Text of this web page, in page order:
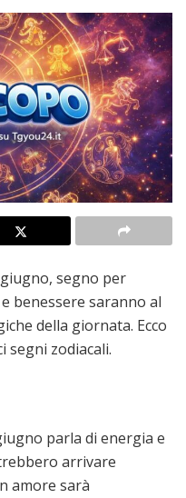
segno per
benessere saranno al
della giornata. Ecco
segni zodiacali.
parla di energia e
arrivare
amore sarà